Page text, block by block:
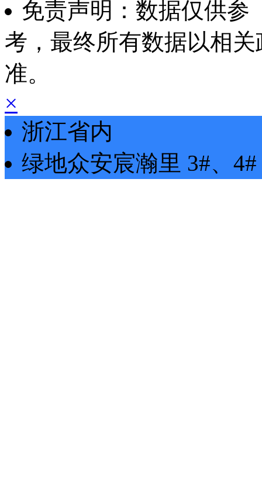
免责声明：数据仅供参
考，最终所有数据以相
准。
×
浙江省内
绿地众安宸瀚里 3#、4#